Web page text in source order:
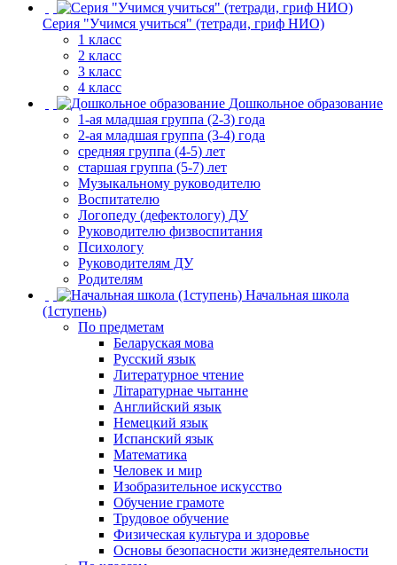
Серия "Учимся учиться" (тетради, гриф НИО)
1 класс
2 класс
3 класс
4 класс
Дошкольное образование
1-ая младшая группа (2-3) года
2-ая младшая группа (3-4) года
средняя группа (4-5) лет
старшая группа (5-7) лет
Музыкальному руководителю
Воспитателю
Логопеду (дефектологу) ДУ
Руководителю физвоспитания
Психологу
Руководителям ДУ
Родителям
Начальная школа
(1ступень)
По предметам
Беларуская мова
Русский язык
Литературное чтение
Літаратурнае чытанне
Английский язык
Немецкий язык
Испанский язык
Математика
Человек и мир
Изобразительное искусство
Обучение грамоте
Трудовое обучение
Физическая культура и здоровье
Основы безопасности жизнедеятельности